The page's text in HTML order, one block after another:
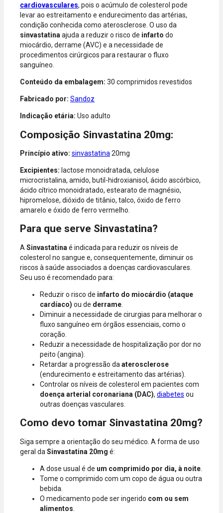
aceitas: Visa,
Mastercard,
Hipercard,
American
Express, Elo e
Diners.
cardiovasculares, pois o acúmulo de colesterol pode
levar ao estreitamento e endurecimento das artérias,
condição conhecida como aterosclerose. O uso da
sinvastatina ajuda a reduzir o risco de infarto do
miocárdio, derrame (AVC) e a necessidade de
procedimentos cirúrgicos para restaurar o fluxo
sanguíneo.
Conteúdo da embalagem: 30 comprimidos revestidos
Fabricado por: Sandoz
Indicação etária: Uso adulto
Composição Sinvastatina 20mg:
Princípio ativo: sinvastatina 20mg
Excipientes: lactose monoidratada, celulose
microcristalina, amido, butil-hidroxianisol, ácido ascórbico,
ácido cítrico monoidratado, estearato de magnésio,
hipromelose, dióxido de titânio, talco, óxido de ferro
amarelo e óxido de ferro vermelho.
Para que serve Sinvastatina?
A Sinvastatina é indicada para reduzir os níveis de
colesterol no sangue e, consequentemente, diminuir os
riscos à saúde associados a doenças cardiovasculares.
Seu uso é recomendado para:
Reduzir o risco de infarto do miocárdio (ataque
cardíaco) ou de derrame
Diminuir a necessidade de cirurgias para melhorar o
fluxo sanguíneo em órgãos essenciais, como o
coração.
Reduzir a necessidade de hospitalização por dor no
peito (angina).
Retardar a progressão da aterosclerose
(endurecimento e estreitamento das artérias).
Controlar os níveis de colesterol em pacientes com
doença arterial coronariana (DAC), diabetes ou
outras doenças vasculares.
Como devo tomar Sinvastatina 20mg?
Siga sempre a orientação do seu médico. A forma de uso
geral da Sinvastatina 20mg é:
A dose usual é de um comprimido por dia, à noite
Tome o comprimido com um copo de água ou outra
bebida.
O medicamento pode ser ingerido com ou sem
alimentos